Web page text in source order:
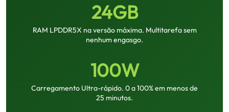
24GB
RAM LPDDR5X na versão máxima. Multitarefa sem
nenhum engasgo.
100W
Carregamento Ultra-rápido. 0 a 100% em menos de
25 minutos.